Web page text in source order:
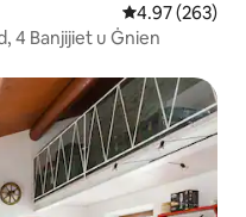
Rating medju
4.97 (263)
4 Banjijiet u Ġnien